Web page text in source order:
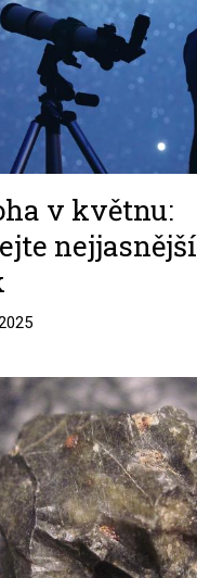
v květnu:
nejjasnější